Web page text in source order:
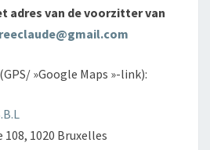
adres van de voorzitter van
»Google Maps »-link):
108, 1020 Bruxelles